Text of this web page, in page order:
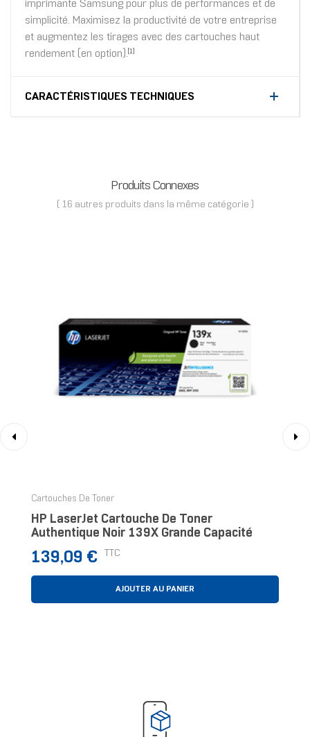
imprimante Samsung pour plus de performances et de
simplicité. Maximisez la productivité de votre entreprise
et augmentez les tirages avec des cartouches haut
rendement (en option). [1]
CARACTÉRISTIQUES TECHNIQUES
Produits Connexes
( 16 autres produits dans la même catégorie )
Cartouches De Toner
HP LaserJet Cartouche De Toner
Authentique Noir 139X Grande Capacité
Prix
139,09 € TTC
AJOUTER AU PANIER